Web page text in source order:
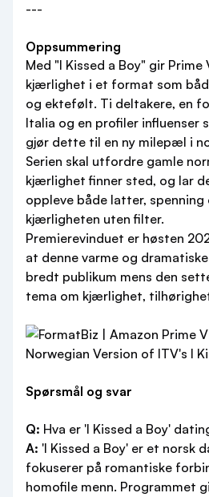
---
Oppsummering
Med "I Kissed a Boy" gir
kjærlighet i et format som
og ektefølt. Ti deltakere, en
Italia og en profiler influenser
gjør dette til en ny milepæl i
Serien skal utfordre gamle
kjærlighet finner sted, og lar
oppleve både latter,
kjærligheten uten filter.
Premierevinduet er høsten
at denne varme og
bredt publikum mens den
tema om kjærlighet,
Spørsmål og svar
Q: Hva er 'I Kissed a Boy'
A: 'I Kissed a Boy' er et norsk
fokuserer på romantiske
homofile menn. Programmet